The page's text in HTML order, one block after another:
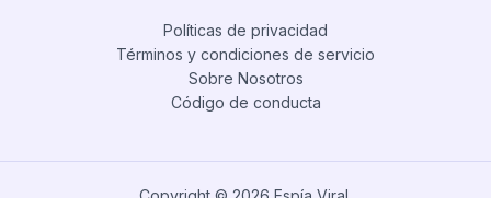
Políticas de privacidad
Términos y condiciones de servicio
Sobre Nosotros
Código de conducta